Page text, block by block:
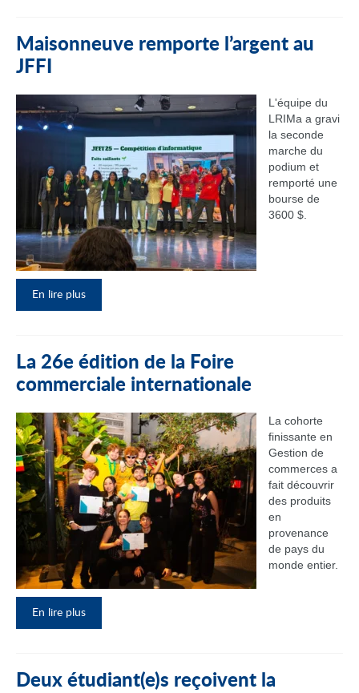
Maisonneuve remporte l’argent au
JFFI
L'équipe du
LRIMa a gravi
la seconde
marche du
podium et
remporté une
bourse de
3600 $.
En lire plus
La 26e édition de la Foire
commerciale internationale
La cohorte
finissante en
Gestion de
commerces a
fait découvrir
des produits
en
provenance
de pays du
monde entier.
En lire plus
Deux étudiant(e)s reçoivent la